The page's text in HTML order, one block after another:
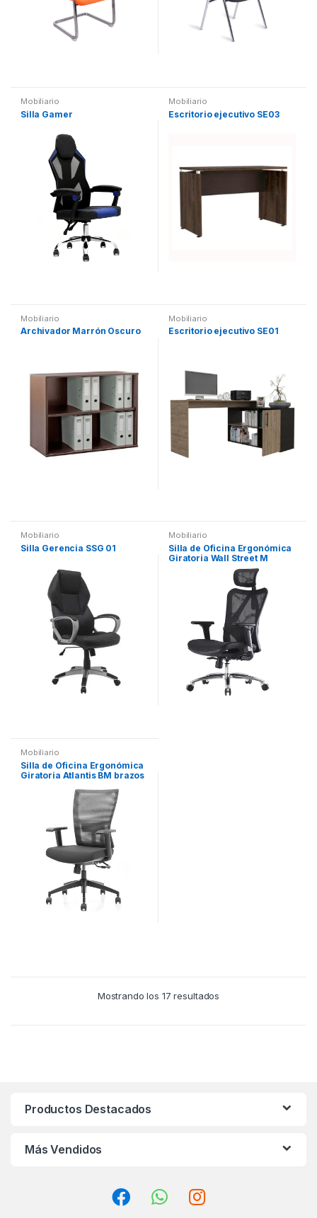
Mobiliario
Silla Gamer
Mobiliario
Escritorio ejecutivo SE03
Mobiliario
Archivador Marrón Oscuro
Mobiliario
Escritorio ejecutivo SE01
Mobiliario
Silla Gerencia SSG 01
Mobiliario
Silla de Oficina Ergonómica
Giratoria Wall Street M
Mobiliario
Silla de Oficina Ergonómica
Giratoria Atlantis BM brazos
Mostrando los 17 resultados
Productos Destacados
Más Vendidos